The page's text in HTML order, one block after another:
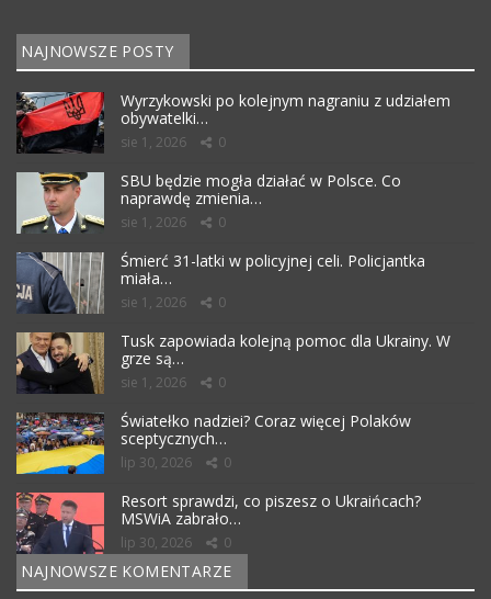
NAJNOWSZE POSTY
Wyrzykowski po kolejnym nagraniu z udziałem
obywatelki…
sie 1, 2026 0
SBU będzie mogła działać w Polsce. Co
naprawdę zmienia…
sie 1, 2026 0
Śmierć 31-latki w policyjnej celi. Policjantka
miała…
sie 1, 2026 0
Tusk zapowiada kolejną pomoc dla Ukrainy. W
grze są…
sie 1, 2026 0
Światełko nadziei? Coraz więcej Polaków
sceptycznych…
lip 30, 2026 0
Resort sprawdzi, co piszesz o Ukraińcach?
MSWiA zabrało…
lip 30, 2026 0
NAJNOWSZE KOMENTARZE